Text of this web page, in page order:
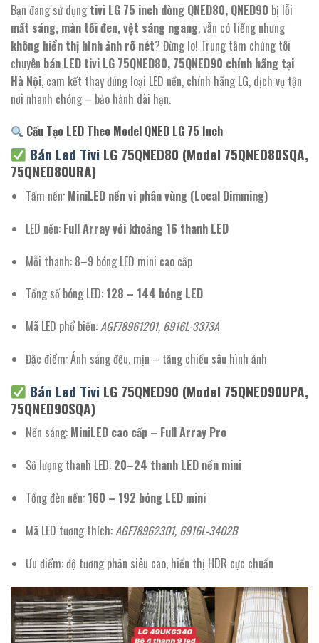
Bạn đang sử dụng tivi LG 75 inch dòng QNED80, QNED90 bị lỗi
mất sáng, màn tối đen, vệt sáng ngang, vẫn có tiếng nhưng
không hiển thị hình ảnh rõ nét? Đừng lo! Trung tâm chúng tôi
chuyên bán LED tivi LG 75QNED80, 75QNED90 chính hãng tại
Hà Nội, cam kết thay đúng loại LED nền, chính hãng LG, dịch vụ tận
nơi nhanh chóng – bảo hành dài hạn.
Cấu Tạo LED Theo Model QNED LG 75 Inch
Bán Led Tivi LG 75QNED80 (Model 75QNED80SQA,
75QNED80URA)
Tấm nền: MiniLED nền vi phân vùng (Local Dimming)
LED nền: Full Array với khoảng 16 thanh LED
Mỗi thanh: 8–9 bóng LED mini cao cấp
Tổng số bóng LED: 128 – 144 bóng LED
Mã LED phổ biến:AGF78961201, 6916L-3373A
Đặc điểm: Ánh sáng đều, mịn – tăng chiều sâu hình ảnh
Bán Led Tivi LG 75QNED90 (Model 75QNED90UPA,
75QNED90SQA)
Nền sáng: MiniLED cao cấp – Full Array Pro
Số lượng thanh LED: 20–24 thanh LED nền mini
Tổng đèn nền: 160 – 192 bóng LED mini
Mã LED tương thích: AGF78962301, 6916L-3402B
Ưu điểm: độ tương phản siêu cao, hiển thị HDR cực chuẩn